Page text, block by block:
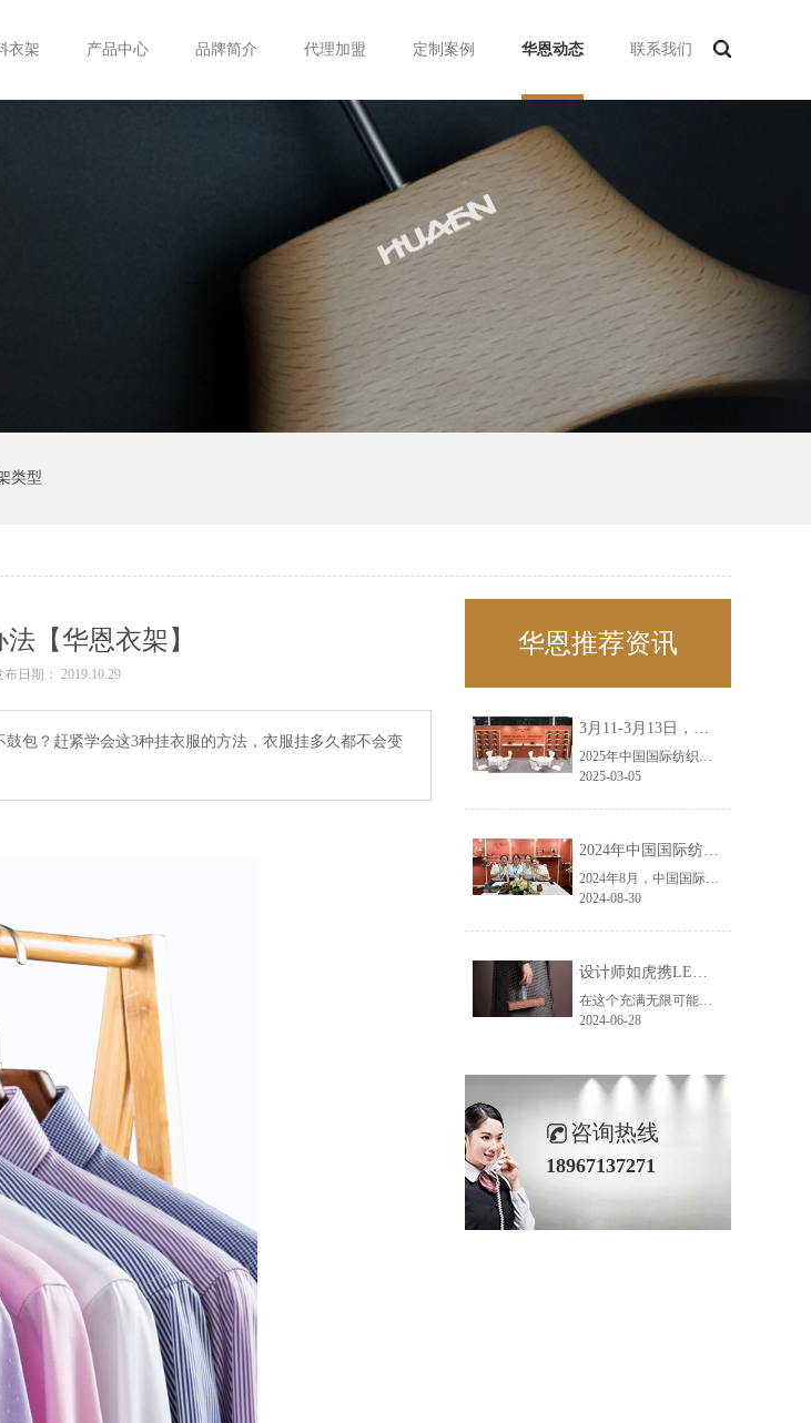
衣架 产品中心 品牌简介 代理加盟 定制案例 华恩动态 联系我们
类型
【华恩衣架】
布日期： 2019.10.29
包？赶紧学会这3种挂衣服的方法，衣服挂多久都不会变
华恩推荐资讯
3月11-3月13日，华恩诚邀您共赴上海面辅料春夏展——华恩
2025年中国国际纺织面料及辅料（春夏）博览会即将盛大开启！感谢您对华恩品牌的关注！3.11-3.13，杭州华恩（LEMONLEE）诚邀您共赴这场春日的宴会！
2025-03-05
2024年中国国际纺织面料及辅料（秋冬）博览会完美收官！——华恩
2024年8月，中国国际纺织面料及辅料（秋冬）博览会完美收官！作为一家拥有30年历史的专业衣架制造商，我们非常荣幸能够参与这一盛会，并在此期间与众多客户进行了广泛而深入的交流。
2024-08-30
设计师如虎携LEMONLEE红雪松礼盒荣获第六届未来·已来香港新锐当代设计奖铜奖
在这个充满无限可能的2024年夏季，LEMONLEE品牌设计师如虎以其非凡的创意与对自然的深刻理解，精心打造的红雪松木球礼盒，在“2024未来·已来——第六届香港新锐当代设计奖”中摘得铜奖。这不仅是对设计师如虎原创设计能力的嘉奖，更是对LEMONLEE品牌的高度认可。
2024-06-28
咨询热线
18967137271